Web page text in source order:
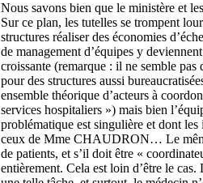
Nous savons bien que le ministère et
Sur ce plan, les tutelles se trompent
structures réaliser des économies
de management d’équipes y
croissante (remarque : il ne semble
pour des structures aussi
ensemble théorique d’acteurs à
services hospitaliers ») mais bien
problématique est singulière et dont
ceux de Mme CHAUDRON… Le
de patients, et s’il doit être «
entièrement. Cela est loin d’être le